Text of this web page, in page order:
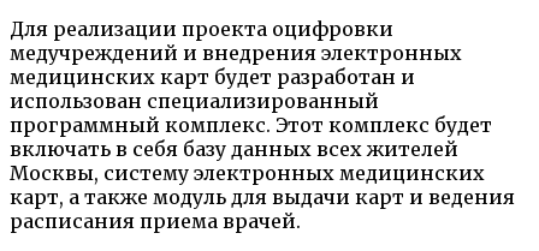
Для реализации проекта оцифровки
медучреждений и внедрения электронных
медицинских карт будет разработан и
использован специализированный
программный комплекс. Этот комплекс будет
включать в себя базу данных всех жителей
Москвы, систему электронных медицинских
карт, а также модуль для выдачи карт и ведения
расписания приема врачей.